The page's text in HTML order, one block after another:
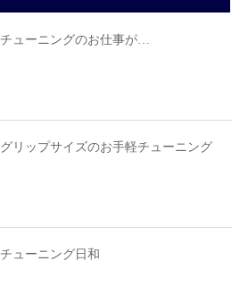
チューニングのお仕事が…
グリップサイズのお手軽チューニング
チューニング日和